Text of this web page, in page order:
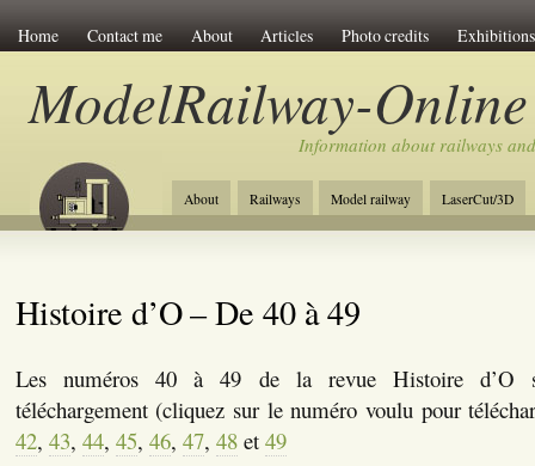
Home Contact me About Articles Photo credits Exhibitions
ModelRailway-Online
Information about railways
About Railways Model railway LaserCut/3D
Histoire d’O – De 40 à 49
Les numéros 40 à 49 de la revue Histoire d’O
téléchargement (cliquez sur le numéro voulu pour
42, 43, 44, 45, 46, 47, 48et 49